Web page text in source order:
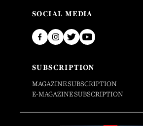
SOCIAL MEDIA
SUBSCRIPTION
MAGAZINE SUBSCRIPTION
E-MAGAZINE SUBSCRIPTION